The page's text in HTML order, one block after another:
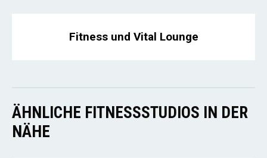
Fitness und Vital Lounge
ÄHNLICHE FITNESSSTUDIOS IN DER
NÄHE